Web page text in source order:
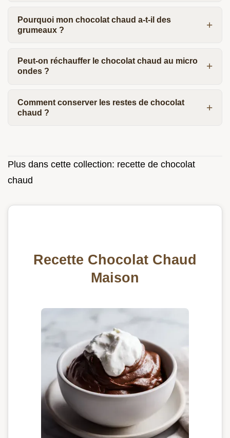
Pourquoi mon chocolat chaud a-t-il des
grumeaux ?
Peut-on réchauffer le chocolat chaud au micro
ondes ?
Comment conserver les restes de chocolat
chaud ?
Plus dans cette collection: recette de chocolat
chaud
Recette Chocolat Chaud
Maison